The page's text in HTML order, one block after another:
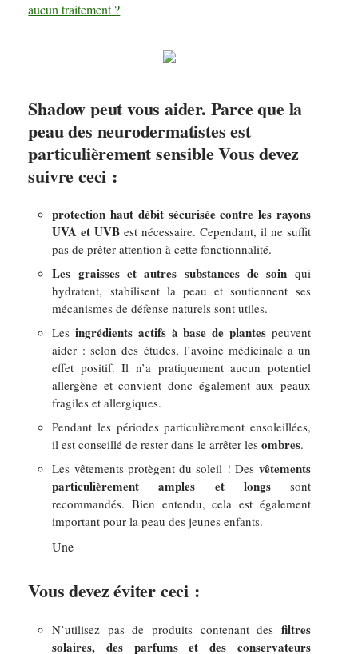
aucun traitement ?
Shadow peut vous aider. Parce que la
peau des neurodermatistes est
particulièrement sensible Vous devez
suivre ceci :
protection haut débit sécurisée contre les rayons
UVA et UVB est nécessaire. Cependant, il ne suffit
pas de prêter attention à cette fonctionnalité.
Les graisses et autres substances de soin qui
hydratent, stabilisent la peau et soutiennent ses
mécanismes de défense naturels sont utiles.
Lesingrédients actifs à base de plantespeuvent
aider : selon des études, l’avoine médicinale a un
effet positif. Il n’a pratiquement aucun potentiel
allergène et convient donc également aux peaux
fragiles et allergiques.
Pendant les périodes particulièrement ensoleillées,
il est conseillé de rester dans le arrêter lesombres.
Les vêtements protègent du soleil ! Des vêtements
particulièrement amples et longssont
recommandés. Bien entendu, cela est également
important pour la peau des jeunes enfants.
Une
Vous devez éviter ceci :
N’utilisez pas de produits contenant des filtres
solaires, des parfums et des conservateurs